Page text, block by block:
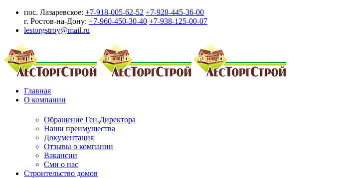
пос. Лазаревское: +7-918-005-62-52 +7-928-445-36-00
г. Ростов-на-Дону: +7-960-450-30-40 +7-938-125-00-07
lestorgstroy@mail.ru
Главная
О компании
Обращение Ген.Директора
Наши преимущества
Документация
Отзывы о компании
Вакансии
Сми о нас
Строительство домов